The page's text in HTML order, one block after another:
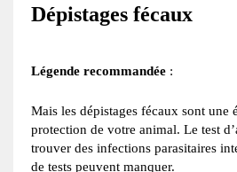
Dépistages fécaux
Légende recommandée :
Mais les dépistages fécaux sont une
protection de votre animal. Le test
trouver des infections parasitaires
de tests peuvent manquer.